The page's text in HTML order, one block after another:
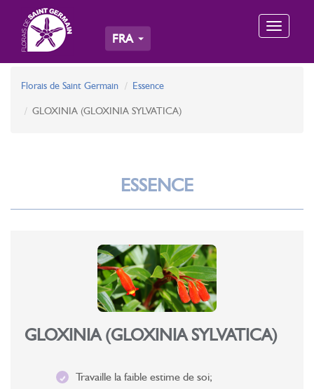
Toggle
FRA
Florais de Saint Germain Essence
GLOXINIA (GLOXINIA SYLVATICA)
ESSENCE
GLOXINIA (GLOXINIA SYLVATICA)
Travaille la faible estime de soi;